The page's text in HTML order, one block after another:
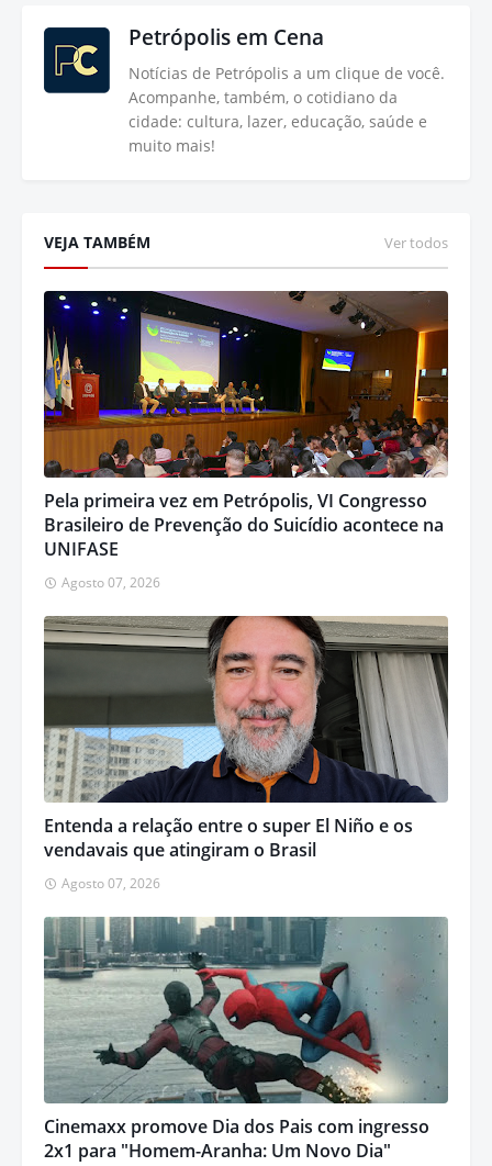
Petrópolis em Cena
Notícias de Petrópolis a um clique de você.
Acompanhe, também, o cotidiano da
cidade: cultura, lazer, educação, saúde e
muito mais!
VEJA TAMBÉM Ver todos
Pela primeira vez em Petrópolis, VI Congresso
Brasileiro de Prevenção do Suicídio acontece na
UNIFASE
Agosto 07, 2026
Entenda a relação entre o super El Niño e os
vendavais que atingiram o Brasil
Agosto 07, 2026
Cinemaxx promove Dia dos Pais com ingresso
2x1 para "Homem-Aranha: Um Novo Dia"